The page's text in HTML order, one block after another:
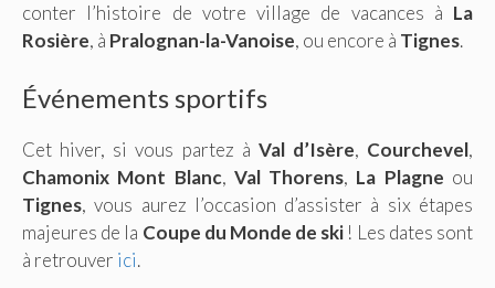
conter l’histoire de votre village de vacances à La
Rosière, à Pralognan-la-Vanoise, ou encore à Tignes.
Événements sportifs
Cet hiver, si vous partez à Val d’Isère, Courchevel,
Chamonix Mont Blanc, Val Thorens, La Plagne ou
Tignes, vous aurez l’occasion d’assister à six étapes
majeures de la Coupe du Monde de ski ! Les dates sont
à retrouver ici.